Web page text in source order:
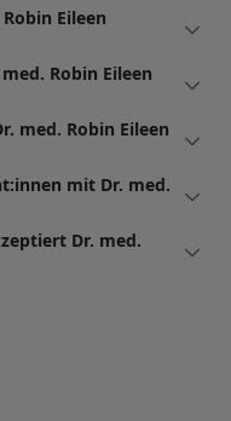
Eileen
Robin Eileen
med. Robin Eileen
mit Dr. med.
Dr. med.